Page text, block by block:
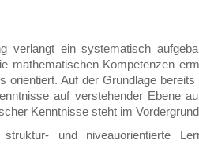
verlangt ein systematisch
mathematischen Kompetenzen
orientiert. Auf der Grundlage
auf verstehender Ebene
Kenntnisse steht im
und niveauorientierte